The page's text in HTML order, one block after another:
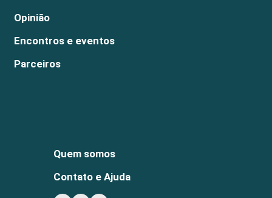
Opinião
Encontros e eventos
Parceiros
Quem somos
Contato e Ajuda